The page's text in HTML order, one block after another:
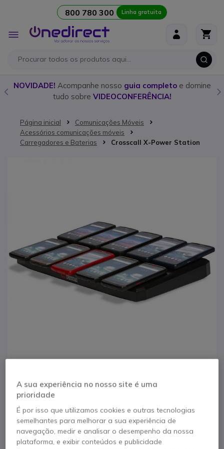
800 780 300 Linha gratuita
Alternar
Nav
NOVIDADE! Acompanhe nosso guia completoe domine
tudo sobre VIDEOCONFERÊNCIA!
Página inicial
Comunicações Móveis
Acessórios comunicações móveis
Carregadores e Baterias
Crosscall X-Power Station
Crosscall X-Power
Station
Referência produto: CROSSXPOWERSTATION // Referência de
fabricante: PWST.BO.NN000
Saltar para o início da Galeria de imagens
A sua experiência no nosso site é uma
prioridade
É por isso que utilizamos cookies e outras tecnologias
semelhantes para melhorar a sua experiência de
navegação, medir e analisar o desempenho da nossa
plataforma, e exibir conteúdos e publicidade